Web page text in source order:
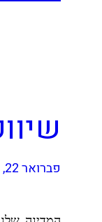
פברואר 22, 2018